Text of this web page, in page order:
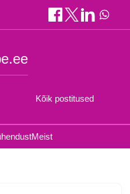
Kõik postitused
Meist